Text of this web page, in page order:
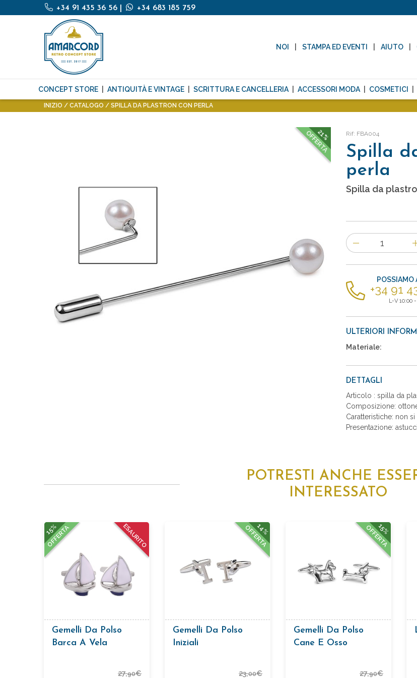
+34 91 435 36 56 +34 683 185 759
NOI STAMPA ED EVENTI AIUTO
CONCEPT STORE ANTIQUITÀ E VINTAGE SCRITTURA E CANCELLERIA ACCESSORI MODA COSMETICI
INIZIO CATALOGO SPILLA DA PLASTRON CON PERLA
21%
OFFERTA Rif: FBA004
Spilla
perla
Spilla da
Numero
di
articoli
POSSIAMO
+34 91
L-V 10:00
ULTERIORI
Materiale:
DETTAGLI
Articolo : spilla da
Composizione:
Caratteristiche: non
Presentazione:
POTRESTI ANCHE
INTERESSATO
ESAURITO
15%
OFFERTA
Gemelli Da Polso
Barca A Vela
27,90€
14%
OFFERTA
Gemelli Da Polso
Iniziali
23,00€
15%
OFFERTA
Gemelli Da Polso
Cane E Osso
27,90€